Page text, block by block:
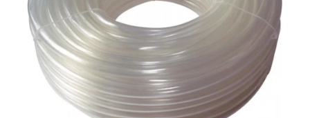
gwiazdek.